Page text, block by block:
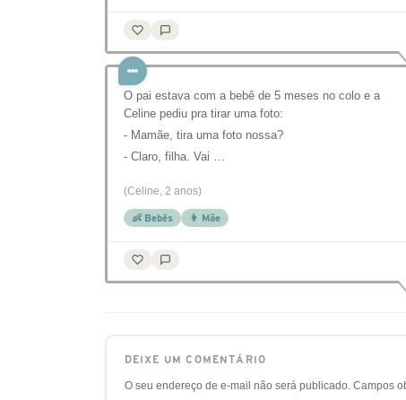
O pai estava com a bebê de 5 meses no colo e a
Celine pediu pra tirar uma foto:
- Mamãe, tira uma foto nossa?
- Claro, filha. Vai …
(Celine, 2 anos)
👶 Bebês 👩 Mãe
DEIXE UM COMENTÁRIO
O seu endereço de e-mail não será publicado. Campos